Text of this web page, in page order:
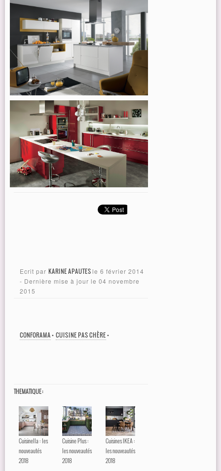
Ecrit par KARINE APAUTES le 6 février 2014
- Dernière mise à jour le 04 novembre
2015
CONFORAMA• CUISINE PAS CHÈRE•
THEMATIQUE :
Cuisinella : les
nouveautés
2018
Cuisine Plus :
les nouveautés
2018
Cuisines IKEA :
les nouveautés
2018